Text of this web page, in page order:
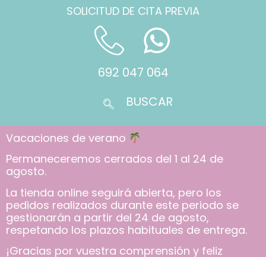
SOLICITUD DE CITA PREVIA
692 047 064
Vacaciones de verano
Permaneceremos cerrados del 1 al 24 de
agosto.
La tienda online seguirá abierta, pero los
pedidos realizados durante este periodo se
gestionarán a partir del 24 de agosto,
respetando los plazos habituales de entrega.
¡Gracias por vuestra comprensión y feliz